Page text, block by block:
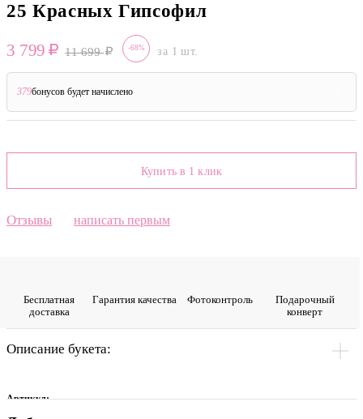
25 Красных Гипсофил
3 799 11 699 -68% за 1 шт.
379бонусов будет начислено
Купить в 1 клик
Отзывы написать первым
Бесплатная
доставка
Гарантия качества Фото­контроль
Подарочный
конверт
Описание букета:
Артикул: